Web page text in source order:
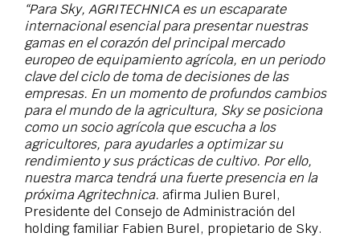
“Para Sky, AGRITECHNICA es un escaparate
internacional esencial para presentar nuestras
gamas en el corazón del principal mercado
europeo de equipamiento agrícola, en un periodo
clave del ciclo de toma de decisiones de las
empresas. En un momento de profundos cambios
para el mundo de la agricultura, Sky se posiciona
como un socio agrícola que escucha a los
agricultores, para ayudarles a optimizar su
rendimiento y sus prácticas de cultivo. Por ello,
nuestra marca tendrá una fuerte presencia en la
próxima Agritechnica. afirma Julien Burel,
Presidente del Consejo de Administración del
holding familiar Fabien Burel, propietario de Sky.